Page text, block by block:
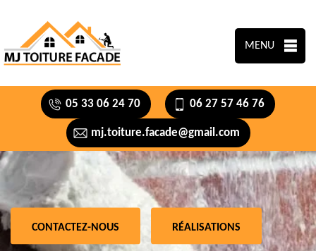
MENU
05 33 06 24 70 06 27 57 46 76
mj.toiture.facade@gmail.com
CONTACTEZ-NOUS RÉALISATIONS